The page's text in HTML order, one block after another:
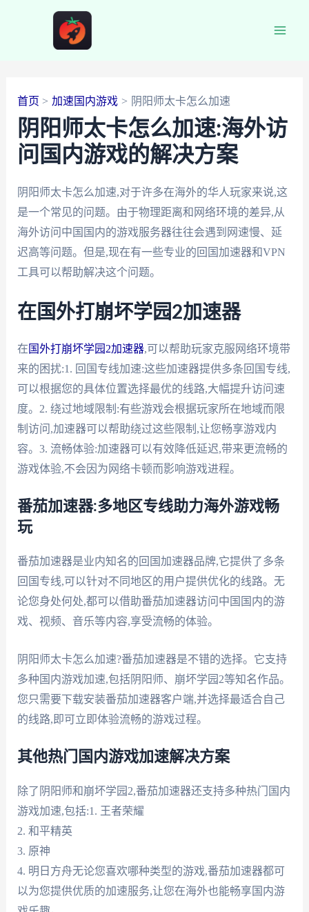
首页 加速国内游戏 阴阳师太卡怎么加速
阴阳师太卡怎么加速:海外访
问国内游戏的解决方案
阴阳师太卡怎么加速,对于许多在海外的华人玩家来说,这
是一个常见的问题。由于物理距离和网络环境的差异,从
海外访问中国国内的游戏服务器往往会遇到网速慢、延
迟高等问题。但是,现在有一些专业的回国加速器和VPN
工具可以帮助解决这个问题。
在国外打崩坏学园2加速器
在 国外打崩坏学园2加速器,可以帮助玩家克服网络环境带
来的困扰:1. 回国专线加速:这些加速器提供多条回国专线,
可以根据您的具体位置选择最优的线路,大幅提升访问速
度。2. 绕过地域限制:有些游戏会根据玩家所在地域而限
制访问,加速器可以帮助绕过这些限制,让您畅享游戏内
容。3. 流畅体验:加速器可以有效降低延迟,带来更流畅的
游戏体验,不会因为网络卡顿而影响游戏进程。
番茄加速器:多地区专线助力海外游戏畅
玩
番茄加速器是业内知名的回国加速器品牌,它提供了多条
回国专线,可以针对不同地区的用户提供优化的线路。无
论您身处何处,都可以借助番茄加速器访问中国国内的游
戏、视频、音乐等内容,享受流畅的体验。
阴阳师太卡怎么加速?番茄加速器是不错的选择。它支持
多种国内游戏加速,包括阴阳师、崩坏学园2等知名作品。
您只需要下载安装番茄加速器客户端,并选择最适合自己
的线路,即可立即体验流畅的游戏过程。
其他热门国内游戏加速解决方案
除了阴阳师和崩坏学园2,番茄加速器还支持多种热门国内
游戏加速,包括:1. 王者荣耀
2. 和平精英
3. 原神
4. 明日方舟无论您喜欢哪种类型的游戏,番茄加速器都可
以为您提供优质的加速服务,让您在海外也能畅享国内游